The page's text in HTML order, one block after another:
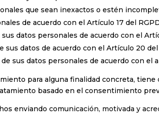
que sean inexactos o estén
de acuerdo con el Artículo 17 del
datos personales de acuerdo con el
sus datos de acuerdo con el Artículo 20 del
sus datos personales de acuerdo con el
para alguna finalidad concreta,
basado en el consentimiento
enviando comunicación, motivada y